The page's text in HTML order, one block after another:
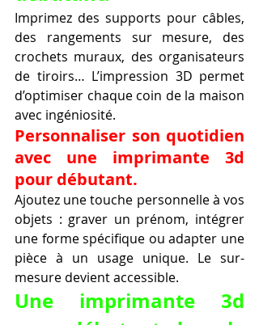
Imprimez des supports pour câbles,
des rangements sur mesure, des
crochets muraux, des organisateurs
de tiroirs… L’impression 3D permet
d’optimiser chaque coin de la maison
avec ingéniosité.
Personnaliser son quotidien
avec une imprimante 3d
pour débutant.
Ajoutez une touche personnelle à vos
objets : graver un prénom, intégrer
une forme spécifique ou adapter une
pièce à un usage unique. Le sur-
mesure devient accessible.
Une imprimante 3d